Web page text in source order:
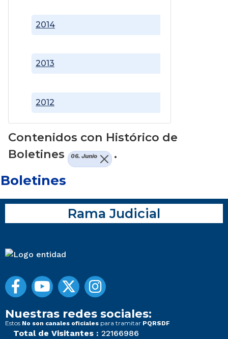
2012
2013
2014
Contenidos con Histórico de
Boletines
06. Junio .
Boletines
Rama Judicial
Nuestras redes sociales:
Estos No son canales oficiales para tramitar PQRSDF
Total de Visitantes : 22166986